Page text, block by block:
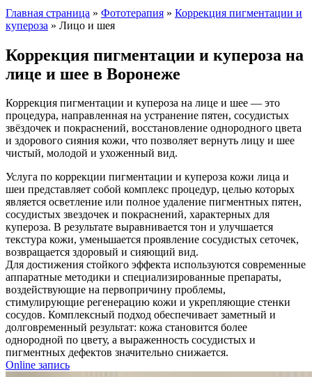
Главная страница » Фототерапия » Коррекция пигментации и
купероза » Лицо и шея
Коррекция пигментации и купероза на
лице и шее в Воронеже
Коррекция пигментации и купероза на лице и шее — это
процедура, направленная на устранение пятен, сосудистых
звёздочек и покраснений, восстановление однородного цвета
и здорового сияния кожи, что позволяет вернуть лицу и шее
чистый, молодой и ухоженный вид.
Услуга по коррекции пигментации и купероза кожи лица и
шеи представляет собой комплекс процедур, целью которых
является осветление или полное удаление пигментных пятен,
сосудистых звездочек и покраснений, характерных для
купероза. В результате выравнивается тон и улучшается
текстура кожи, уменьшается проявление сосудистых сеточек,
возвращается здоровый и сияющий вид.
Для достижения стойкого эффекта используются современные
аппаратные методики и специализированные препараты,
воздействующие на первопричину проблемы,
стимулирующие регенерацию кожи и укрепляющие стенки
сосудов. Комплексный подход обеспечивает заметный и
долговременный результат: кожа становится более
однородной по цвету, а выраженность сосудистых и
пигментных дефектов значительно снижается.
Online запись